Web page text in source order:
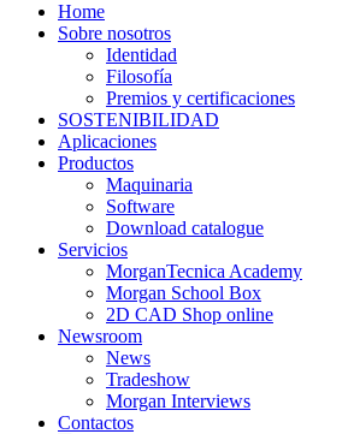
Home
Sobre nosotros
Identidad
Filosofía
Premios y certificaciones
SOSTENIBILIDAD
Aplicaciones
Productos
Maquinaria
Software
Download catalogue
Servicios
MorganTecnica Academy
Morgan School Box
2D CAD Shop online
Newsroom
News
Tradeshow
Morgan Interviews
Contactos